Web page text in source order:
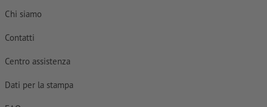
Chi siamo
Contatti
Centro assistenza
Dati per la stampa